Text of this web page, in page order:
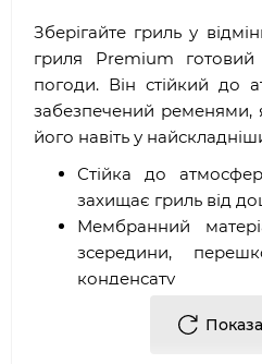
Зберігайте гриль у
гриля Premium
погоди. Він стійкий до
забезпечений ременями,
його навіть у
Стійка до
захищає гриль від
Мембранний
зсередини,
конденсату
Завдяки малій вазі